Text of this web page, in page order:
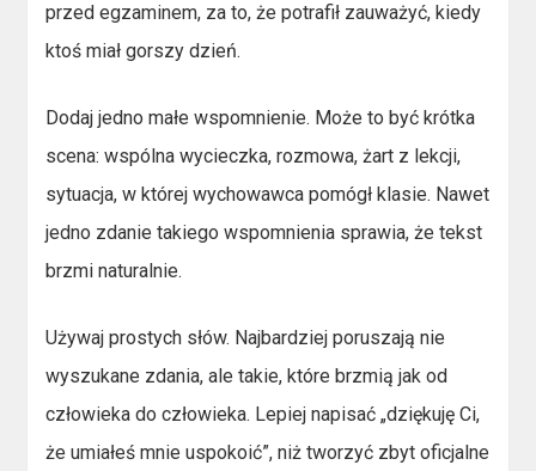
przed egzaminem, za to, że potrafił zauważyć, kiedy
ktoś miał gorszy dzień.
Dodaj jedno małe wspomnienie. Może to być krótka
scena: wspólna wycieczka, rozmowa, żart z lekcji,
sytuacja, w której wychowawca pomógł klasie. Nawet
jedno zdanie takiego wspomnienia sprawia, że tekst
brzmi naturalnie.
Używaj prostych słów. Najbardziej poruszają nie
wyszukane zdania, ale takie, które brzmią jak od
człowieka do człowieka. Lepiej napisać „dziękuję Ci,
że umiałeś mnie uspokoić”, niż tworzyć zbyt oficjalne